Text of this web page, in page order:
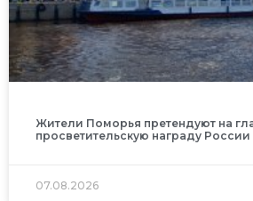
Жители Поморья претендуют на
просветительскую награду России
07.08.2026